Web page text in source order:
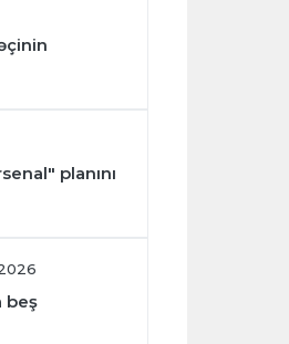
planını
beş